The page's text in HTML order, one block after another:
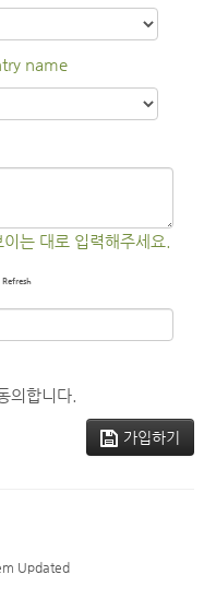
name
는 대로 입력해주세요.
Refresh
의합니다.
가입하기
Updated